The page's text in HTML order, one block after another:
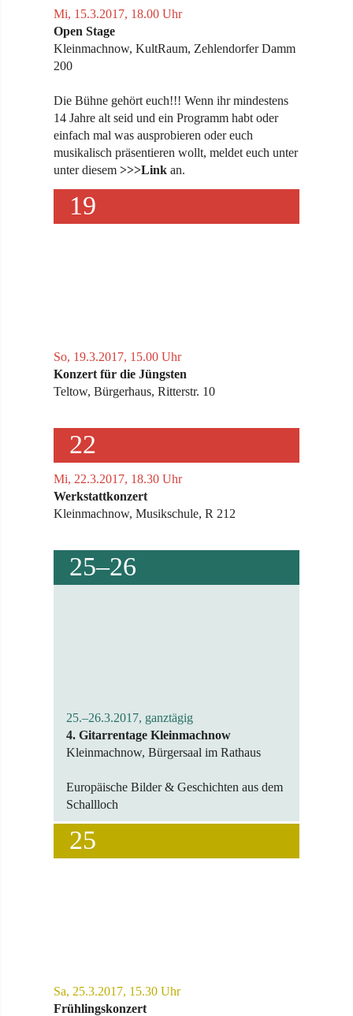
Mi, 15.3.2017, 18.00 Uhr
Open Stage
Kleinmachnow, KultRaum, Zehlendorfer Damm
200
Die Bühne gehört euch!!! Wenn ihr mindestens
14 Jahre alt seid und ein Programm habt oder
einfach mal was ausprobieren oder euch
musikalisch präsentieren wollt, meldet euch unter
unter diesem >>>Link an.
19
So, 19.3.2017, 15.00 Uhr
Konzert für die Jüngsten
Teltow, Bürgerhaus, Ritterstr. 10
22
Mi, 22.3.2017, 18.30 Uhr
Werkstattkonzert
Kleinmachnow, Musikschule, R 212
25–26
25.–26.3.2017, ganztägig
4. Gitarrentage Kleinmachnow
Kleinmachnow, Bürgersaal im Rathaus
Europäische Bilder & Geschichten aus dem
Schallloch
25
Sa, 25.3.2017, 15.30 Uhr
Frühlingskonzert